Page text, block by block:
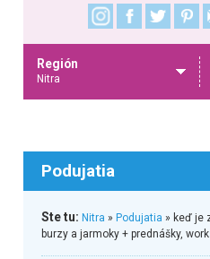
Región
Nitra
Podujatia
Ste tu: Nitra » Podujatia » keď je
burzy a jarmoky + prednášky,